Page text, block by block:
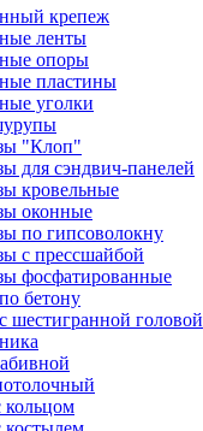
крепеж
ленты
опоры
пластины
уголки
"Клоп"
для сэндвич-панелей
кровельные
оконные
по гипсоволокну
с прессшайбой
фосфатированные
бетону
шестигранной головой
кольцом